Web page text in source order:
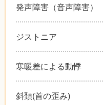
発声障害（音声障害）
ジストニア
寒暖差による動悸
斜頚(首の歪み)